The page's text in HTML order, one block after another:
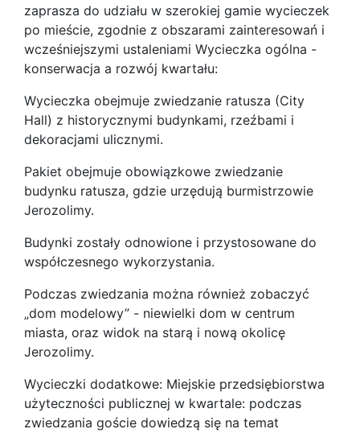
zaprasza do udziału w szerokiej gamie wycieczek
po mieście, zgodnie z obszarami zainteresowań i
wcześniejszymi ustaleniami Wycieczka ogólna -
konserwacja a rozwój kwartału:
Wycieczka obejmuje zwiedzanie ratusza (City
Hall) z historycznymi budynkami, rzeźbami i
dekoracjami ulicznymi.
Pakiet obejmuje obowiązkowe zwiedzanie
budynku ratusza, gdzie urzędują burmistrzowie
Jerozolimy.
Budynki zostały odnowione i przystosowane do
współczesnego wykorzystania.
Podczas zwiedzania można również zobaczyć
„dom modelowy” - niewielki dom w centrum
miasta, oraz widok na starą i nową okolicę
Jerozolimy.
Wycieczki dodatkowe: Miejskie przedsiębiorstwa
użyteczności publicznej w kwartale: podczas
zwiedzania goście dowiedzą się na temat